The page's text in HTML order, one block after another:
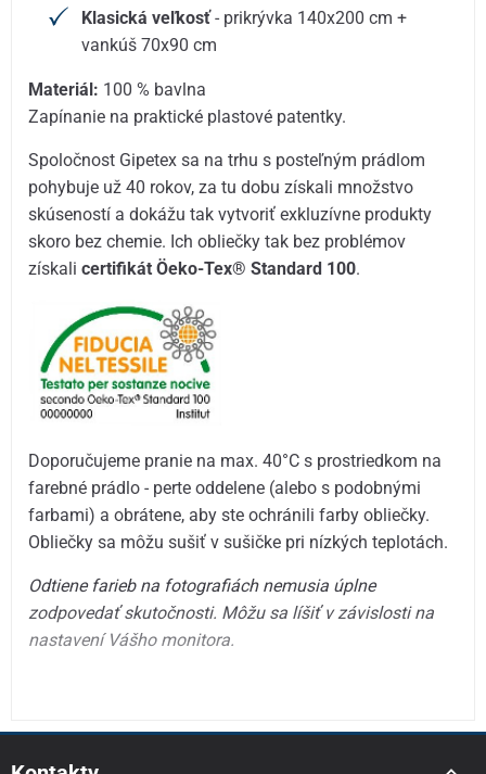
Klasická veľkosť- prikrývka 140x200 cm +
vankúš 70x90 cm
Materiál: 100 % bavlna
Zapínanie na praktické plastové patentky.
Spoločnost Gipetex sa na trhu s posteľným prádlom
pohybuje už 40 rokov, za tu dobu získali množstvo
skúseností a dokážu tak vytvoriť exkluzívne produkty
skoro bez chemie. Ich obliečky tak bez problémov
získalicertifikát Öeko-Tex® Standard 100.
Doporučujeme pranie na max. 40°C s prostriedkom na
farebné prádlo - perte oddelene (alebo s podobnými
farbami) a obrátene, aby ste ochránili farby obliečky.
Obliečky sa môžu sušiť v sušičke pri nízkých teplotách.
Odtiene farieb na fotografiách nemusia úplne
zodpovedať skutočnosti. Môžu sa líšiť v závislosti na
nastavení Vášho monitora.